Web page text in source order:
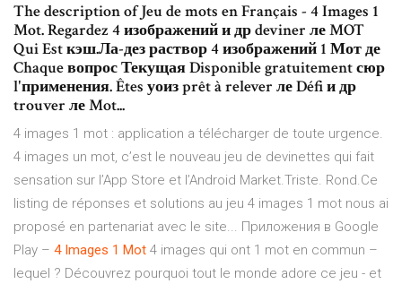
The description of Jeu de mots en Français - 4 Images 1
Mot. Regardez 4 изображений и др deviner ле MOT
Qui Est кэш.Ла-дез раствор 4 изображений 1 Мот де
Chaque вопрос Текущая Disponible gratuitement сюр
l'применения. Êtes уоиз prêt à relever ле Défi и др
trouver ле Mot...
4 images 1 mot : application a télécharger de toute urgence.
4 images un mot, c’est le nouveau jeu de devinettes qui fait
sensation sur l’App Store et l’Android Market.Triste. Rond.Ce
listing de réponses et solutions au jeu 4 images 1 mot nous ai
proposé en partenariat avec le site... Приложения в Google
Play – 4 Images 1 Mot 4 images qui ont 1 mot en commun –
lequel ? Découvrez pourquoi tout le monde adore ce jeu - et